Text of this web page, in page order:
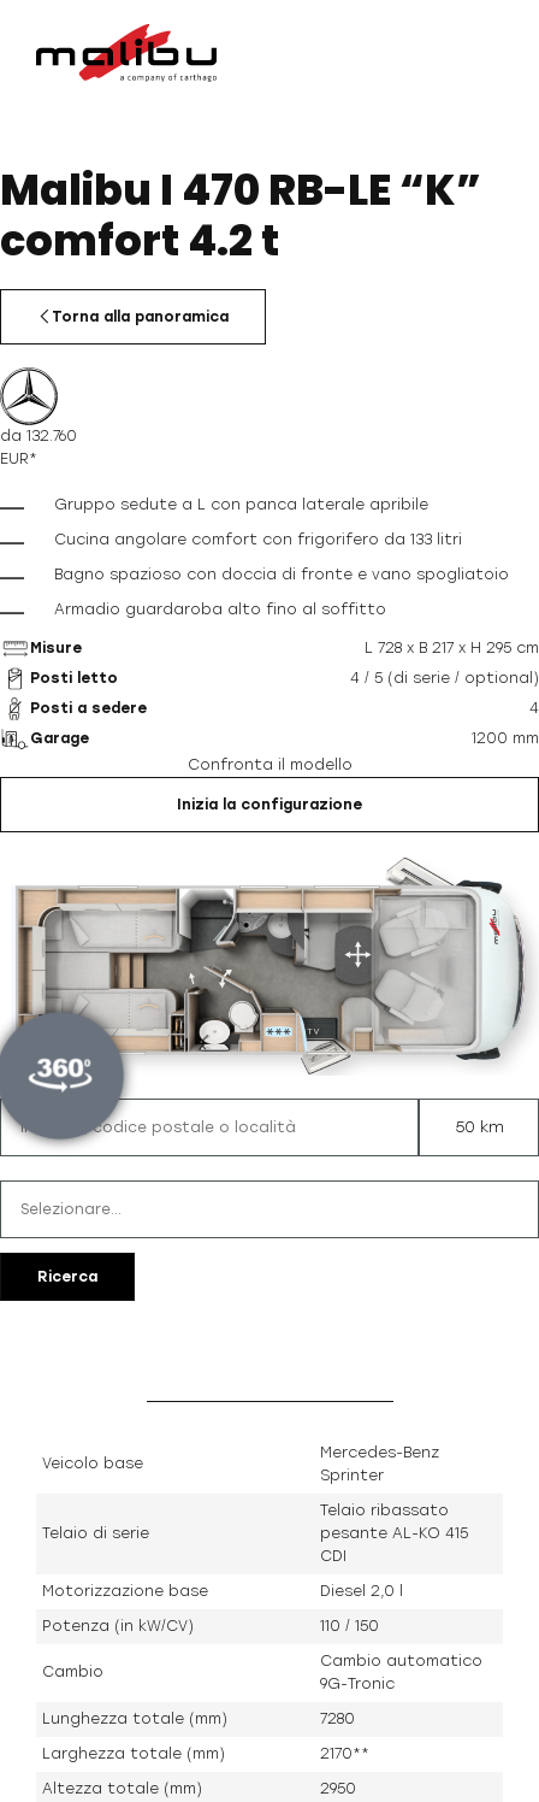
Malibu I 470 RB-LE “K”
comfort 4.2 t
Torna alla panoramica
da 132.760
EUR*
Gruppo sedute a L con panca laterale apribile
Cucina angolare comfort con frigorifero da 133 litri
Bagno spazioso con doccia di fronte e vano spogliatoio
Armadio guardaroba alto fino al soffitto
Misure
L 728 x B 217 x H 295 cm
Posti letto
4 / 5 (di serie / optional)
Posti a sedere
4
Garage
1200 mm
Confronta il modello
Inizia la configurazione
50 km
Ricerca
Veicolo base
Mercedes-Benz
Sprinter
Telaio di serie
Telaio ribassato
pesante AL-KO 415
CDI
Motorizzazione base Diesel 2,0 l
Potenza (in kW/CV) 110 / 150
Cambio
Cambio automatico
9G-Tronic
Lunghezza totale (mm) 7280
Larghezza totale (mm) 2170**
Altezza totale (mm) 2950